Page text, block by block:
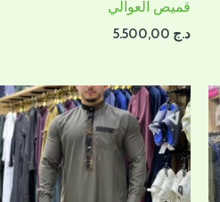
قميص العوالي
د.ج